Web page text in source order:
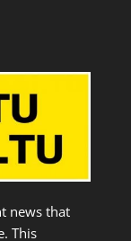
news that
This